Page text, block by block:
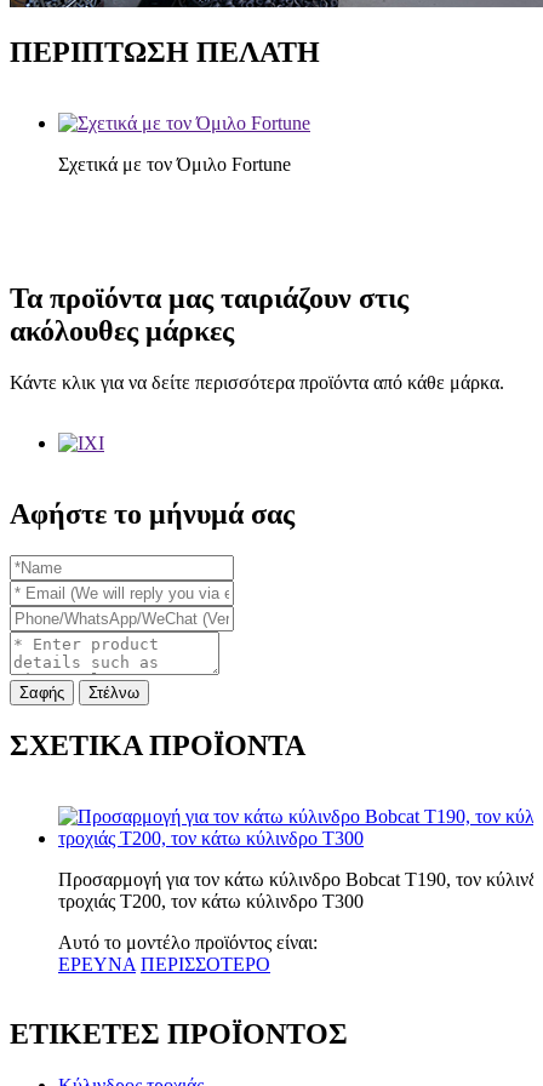
ΠΕΡΙΠΤΩΣΗ ΠΕΛΑΤΗ
Σχετικά με τον Όμιλο Fortune
Τα προϊόντα μας ταιριάζουν στις
ακόλουθες μάρκες
Κάντε κλικ για να δείτε περισσότερα προϊόντα από κάθε μάρκα.
Αφήστε το μήνυμά σας
Σαφής Στέλνω
ΣΧΕΤΙΚΑ ΠΡΟΪΟΝΤΑ
Προσαρμογή για τον κάτω κύλινδρο Bobcat T190, τον
τροχιάς T200, τον κάτω κύλινδρο T300
Αυτό το μοντέλο προϊόντος είναι:
ΕΡΕΥΝΑ ΠΕΡΙΣΣΟΤΕΡΟ
ΕΤΙΚΕΤΕΣ ΠΡΟΪΟΝΤΟΣ